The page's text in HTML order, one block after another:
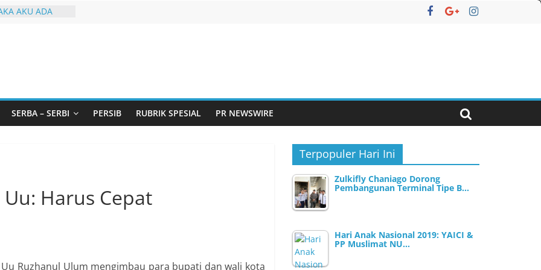
AKU ADA
Solusi
Seminar
Standarisasi
Pemurtadan
2026
SERBA – SERBI PERSIB RUBRIK SPESIAL PR NEWSWIRE
Harus Cepat
Ruzhanul Ulum mengimbau para bupati dan wali kota
Terpopuler Hari Ini
Zulkifly Chaniago Dorong
Pembangunan Terminal Tipe B…
Hari Anak Nasional 2019: YAICI &
PP Muslimat NU…